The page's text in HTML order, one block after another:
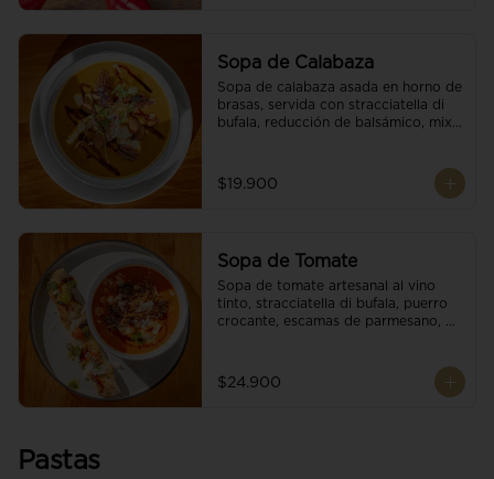
Sopa de Calabaza
Sopa de calabaza asada en horno de
brasas, servida con stracciatella di
bufala, reducción de balsámico, mix
$19.900
Sopa de Tomate
Sopa de tomate artesanal al vino
tinto, stracciatella di bufala, puerro
crocante, escamas de parmesano,
Acompañado de un tostón de pan
focaccia.
$24.900
Pastas